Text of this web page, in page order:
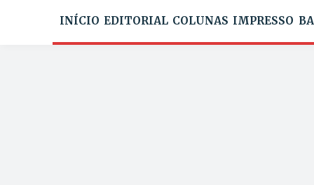
INÍCIO EDITORIAL COLUNAS IMPRESSO